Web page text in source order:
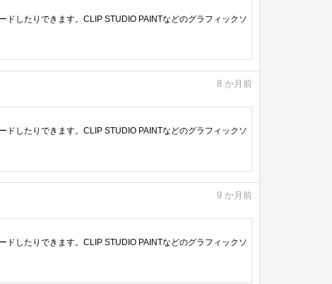
したりできます。CLIP STUDIO PAINTなどのグラフィックソ
8 か月前
したりできます。CLIP STUDIO PAINTなどのグラフィックソ
9 か月前
したりできます。CLIP STUDIO PAINTなどのグラフィックソ